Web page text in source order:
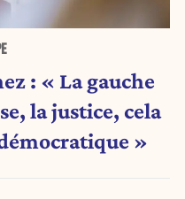
: « La gauche
la justice, cela
»